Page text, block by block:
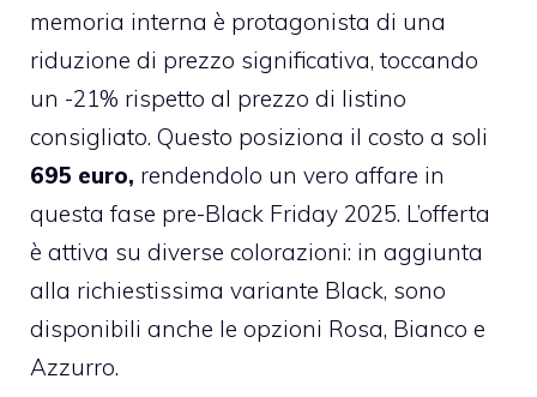
memoria interna è protagonista di una
riduzione di prezzo significativa, toccando
un -21% rispetto al prezzo di listino
consigliato. Questo posiziona il costo a soli
695 euro, rendendolo un vero affare in
questa fase pre-Black Friday 2025. L’offerta
è attiva su diverse colorazioni: in aggiunta
alla richiestissima variante Black, sono
disponibili anche le opzioni Rosa, Bianco e
Azzurro.